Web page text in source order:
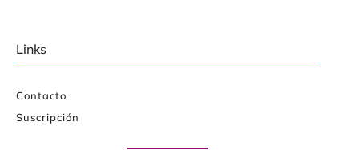
Links
Contacto
Suscripción